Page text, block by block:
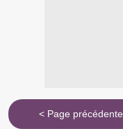
< Page précédente